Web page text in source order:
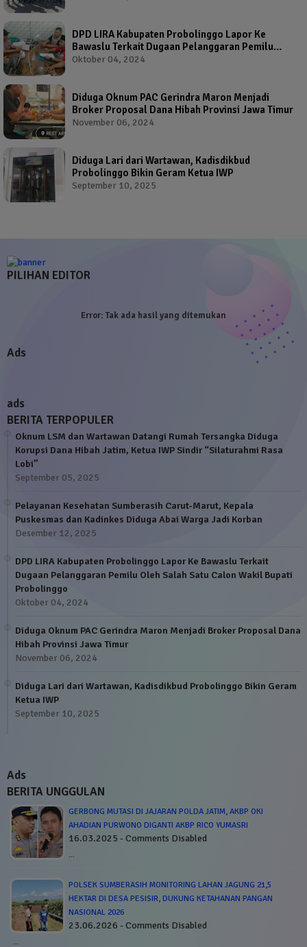
DPD LIRA Kabupaten Probolinggo Lapor Ke
Bawaslu Terkait Dugaan Pelanggaran Pemilu
Oleh Salah Satu Calon Wakil Bupati Probolinggo
Oktober 04, 2024
Diduga Oknum PAC Gerindra Maron Menjadi
Broker Proposal Dana Hibah Provinsi Jawa Timur
November 06, 2024
Diduga Lari dari Wartawan, Kadisdikbud
Probolinggo Bikin Geram Ketua IWP
September 10, 2025
PILIHAN EDITOR
Error:Tak ada hasil yang ditemukan
Ads
ads
BERITA TERPOPULER
Oknum LSM dan Wartawan Datangi Rumah Tersangka Diduga
Korupsi Dana Hibah Jatim, Ketua IWP Sindir “Silaturahmi Rasa
Lobi”
September 05, 2025
Pelayanan Kesehatan Sumberasih Carut-Marut, Kepala
Puskesmas dan Kadinkes Diduga Abai Warga Jadi Korban
Desember 12, 2025
DPD LIRA Kabupaten Probolinggo Lapor Ke Bawaslu Terkait
Dugaan Pelanggaran Pemilu Oleh Salah Satu Calon Wakil Bupati
Probolinggo
Oktober 04, 2024
Diduga Oknum PAC Gerindra Maron Menjadi Broker Proposal Dana
Hibah Provinsi Jawa Timur
November 06, 2024
Diduga Lari dari Wartawan, Kadisdikbud Probolinggo Bikin Geram
Ketua IWP
September 10, 2025
Ads
BERITA UNGGULAN
GERBONG MUTASI DI JAJARAN POLDA JATIM, AKBP OKI
AHADIAN PURWONO DIGANTI AKBP RICO YUMASRI
16.03.2025 - Comments Disabled
…
POLSEK SUMBERASIH MONITORING LAHAN JAGUNG 21,5
HEKTAR DI DESA PESISIR, DUKUNG KETAHANAN PANGAN
NASIONAL 2026
23.06.2026 - Comments Disabled
…